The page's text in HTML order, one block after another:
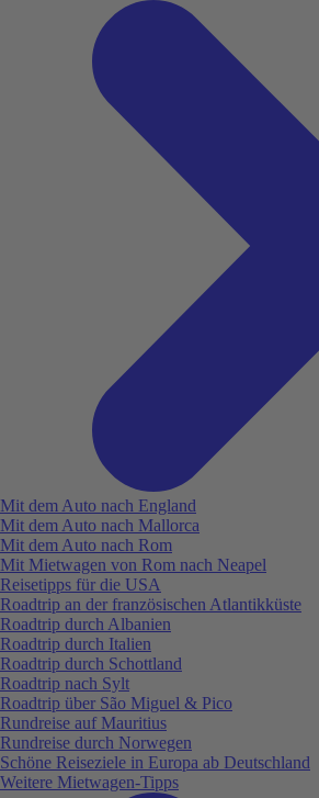
Mit dem Auto nach England
Mit dem Auto nach Mallorca
Mit dem Auto nach Rom
Mit Mietwagen von Rom nach Neapel
Reisetipps für die USA
Roadtrip an der französischen Atlantikküste
Roadtrip durch Albanien
Roadtrip durch Italien
Roadtrip durch Schottland
Roadtrip nach Sylt
Roadtrip über São Miguel & Pico
Rundreise auf Mauritius
Rundreise durch Norwegen
Schöne Reiseziele in Europa ab Deutschland
Weitere Mietwagen-Tipps